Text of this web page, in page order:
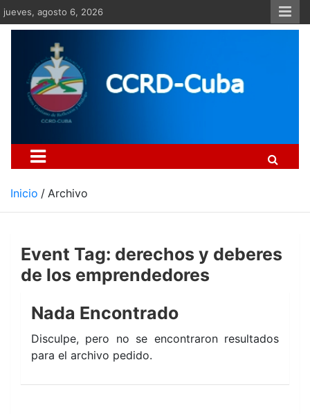
Saltar
al
jueves, agosto 6, 2026
Inicio Archivo
Event Tag: derechos y deberes
de los emprendedores
Nada Encontrado
Disculpe, pero no se encontraron resultados
para el archivo pedido.